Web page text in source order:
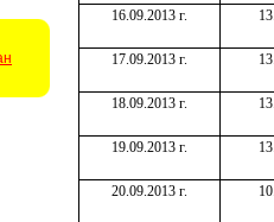
16.09.2013 г.
17.09.2013 г.
18.09.2013 г.
19.09.2013 г.
20.09.2013 г.